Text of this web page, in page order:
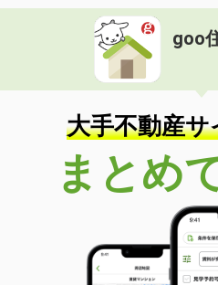
goo
大手不動産サ
まとめ